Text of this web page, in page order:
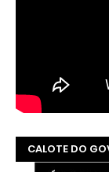
CALOTE DO